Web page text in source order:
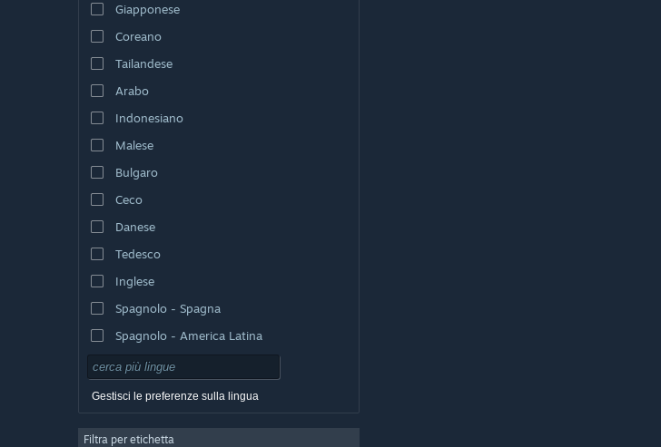
Giapponese
Coreano
Tailandese
Arabo
Indonesiano
Malese
Bulgaro
Ceco
Danese
Tedesco
Inglese
Spagnolo - Spagna
Spagnolo - America Latina
Gestisci le preferenze sulla lingua
Filtra per etichetta